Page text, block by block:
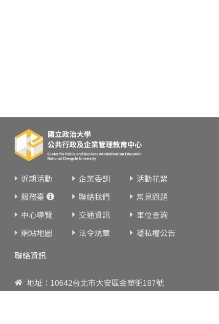
近期活動 企業委訓
活動花絮
服務臺
聯絡我們
常見問題
中心導覽
交通資訊
車位查詢
網站地圖
法令規章
隱私權公告
聯絡資訊
地址：10642台北市大安區金華街187號